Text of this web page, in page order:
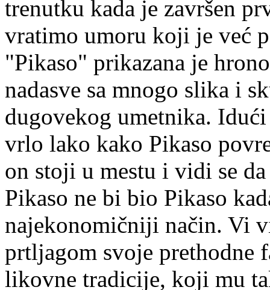
trenutku kada je završen
vratimo umoru koji je već
"Pikaso" prikazana je
nadasve sa mnogo slika i
dugovekog umetnika.
vrlo lako kako Pikaso
on stoji u mestu i vidi se
Pikaso ne bi bio Pikaso
najekonomičniji način. Vi
prtljagom svoje prethodne
likovne tradicije, koji mu